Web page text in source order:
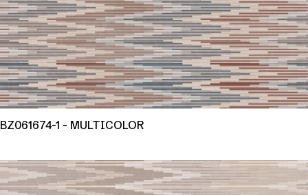
BZ061674-1 - MULTICOLOR